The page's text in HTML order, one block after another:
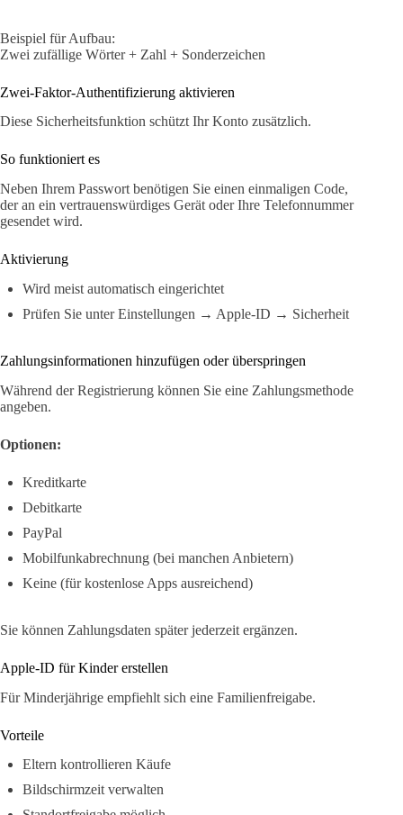
Beispiel für Aufbau:
Zwei zufällige Wörter + Zahl + Sonderzeichen
Zwei-Faktor-Authentifizierung aktivieren
Diese Sicherheitsfunktion schützt Ihr Konto zusätzlich.
So funktioniert es
Neben Ihrem Passwort benötigen Sie einen einmaligen Code,
der an ein vertrauenswürdiges Gerät oder Ihre Telefonnummer
gesendet wird.
Aktivierung
Wird meist automatisch eingerichtet
Prüfen Sie unter Einstellungen → Apple-ID → Sicherheit
Zahlungsinformationen hinzufügen oder überspringen
Während der Registrierung können Sie eine Zahlungsmethode
angeben.
Optionen:
Kreditkarte
Debitkarte
PayPal
Mobilfunkabrechnung (bei manchen Anbietern)
Keine (für kostenlose Apps ausreichend)
Sie können Zahlungsdaten später jederzeit ergänzen.
Apple-ID für Kinder erstellen
Für Minderjährige empfiehlt sich eine Familienfreigabe.
Vorteile
Eltern kontrollieren Käufe
Bildschirmzeit verwalten